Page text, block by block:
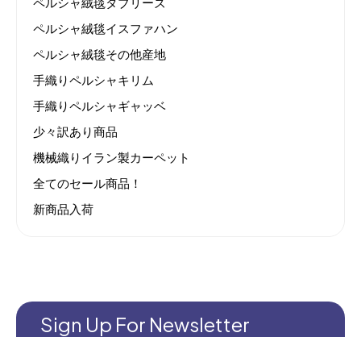
ペルシャ絨毯イスファハン
ペルシャ絨毯その他産地
手織りペルシャキリム
手織りペルシャギャッベ
少々訳あり商品
機械織りイラン製カーペット
全てのセール商品！
新商品入荷
Sign Up For Newsletter